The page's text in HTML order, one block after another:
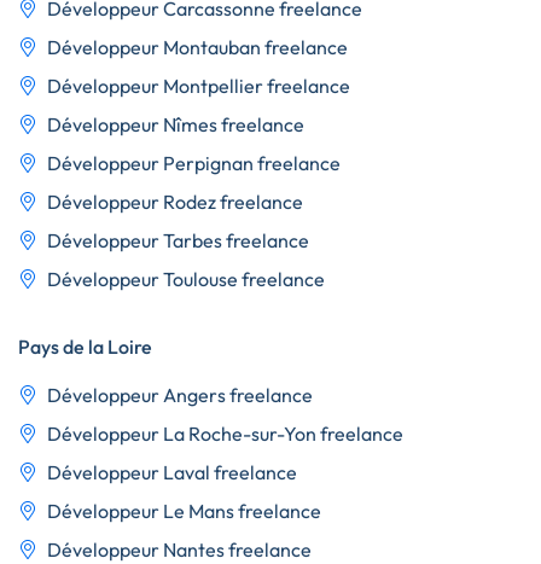
Développeur Carcassonne freelance
Développeur Montauban freelance
Développeur Montpellier freelance
Développeur Nîmes freelance
Développeur Perpignan freelance
Développeur Rodez freelance
Développeur Tarbes freelance
Développeur Toulouse freelance
Pays de la Loire
Développeur Angers freelance
Développeur La Roche-sur-Yon freelance
Développeur Laval freelance
Développeur Le Mans freelance
Développeur Nantes freelance